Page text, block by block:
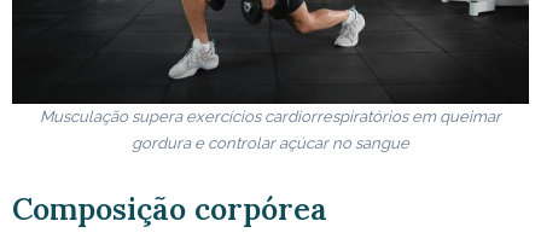
Musculação supera exercícios cardiorrespiratórios em queimar
gordura e controlar açúcar no sangue
Composição corpórea